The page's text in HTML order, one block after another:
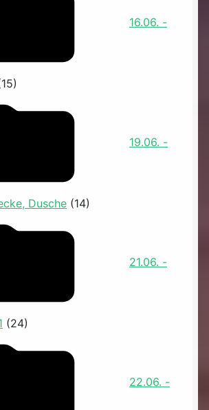
16.06. -
19.06. -
Dusche (14)
21.06. -
(24)
22.06. -